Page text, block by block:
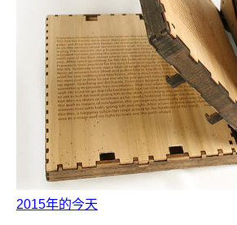
2015年的今天